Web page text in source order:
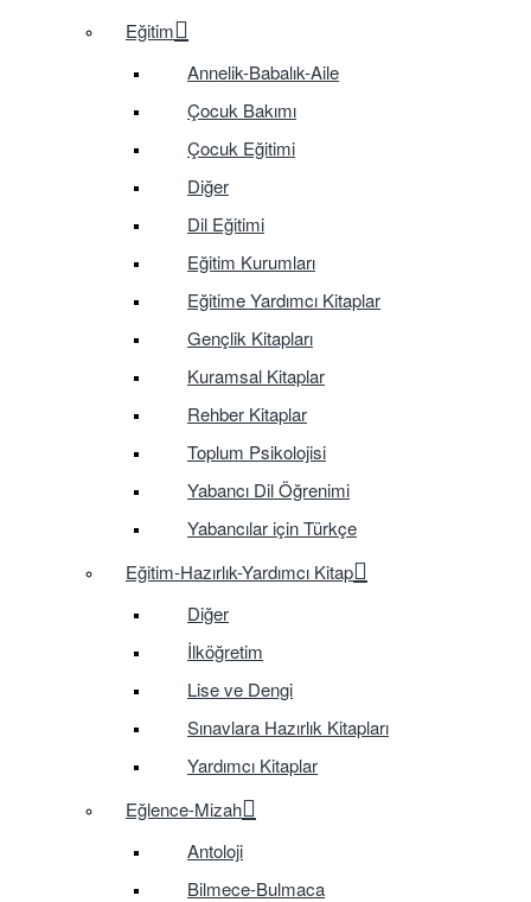
Eğitim
Annelik-Babalık-Aile
Çocuk Bakımı
Çocuk Eğitimi
Diğer
Dil Eğitimi
Eğitim Kurumları
Eğitime Yardımcı Kitaplar
Gençlik Kitapları
Kuramsal Kitaplar
Rehber Kitaplar
Toplum Psikolojisi
Yabancı Dil Öğrenimi
Yabancılar için Türkçe
Eğitim-Hazırlık-Yardımcı Kitap
Diğer
İlköğretim
Lise ve Dengi
Sınavlara Hazırlık Kitapları
Yardımcı Kitaplar
Eğlence-Mizah
Antoloji
Bilmece-Bulmaca